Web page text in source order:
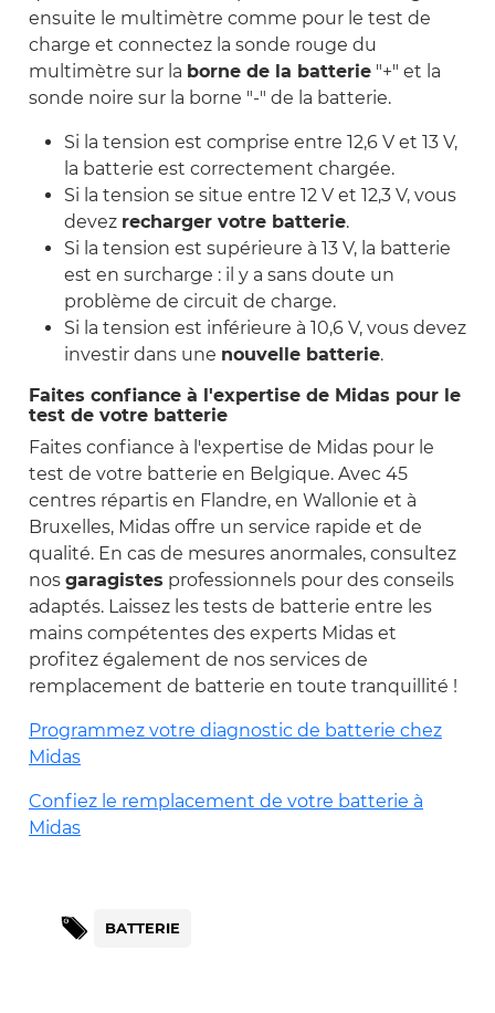
ensuite le multimètre comme pour le test de
charge et connectez la sonde rouge du
multimètre sur la borne de la batterie "+" et la
sonde noire sur la borne "-" de la batterie.
Si la tension est comprise entre 12,6 V et 13 V,
la batterie est correctement chargée.
Si la tension se situe entre 12 V et 12,3 V, vous
devez recharger votre batterie.
Si la tension est supérieure à 13 V, la batterie
est en surcharge : il y a sans doute un
problème de circuit de charge.
Si la tension est inférieure à 10,6 V, vous devez
investir dans une nouvelle batterie.
Faites confiance à l'expertise de Midas pour le
test de votre batterie
Faites confiance à l'expertise de Midas pour le
test de votre batterie en Belgique. Avec 45
centres répartis en Flandre, en Wallonie et à
Bruxelles, Midas offre un service rapide et de
qualité. En cas de mesures anormales, consultez
nos garagistes professionnels pour des conseils
adaptés. Laissez les tests de batterie entre les
mains compétentes des experts Midas et
profitez également de nos services de
remplacement de batterie en toute tranquillité !
Programmez votre diagnostic de batterie chez
Midas
Confiez le remplacement de votre batterie à
Midas
BATTERIE